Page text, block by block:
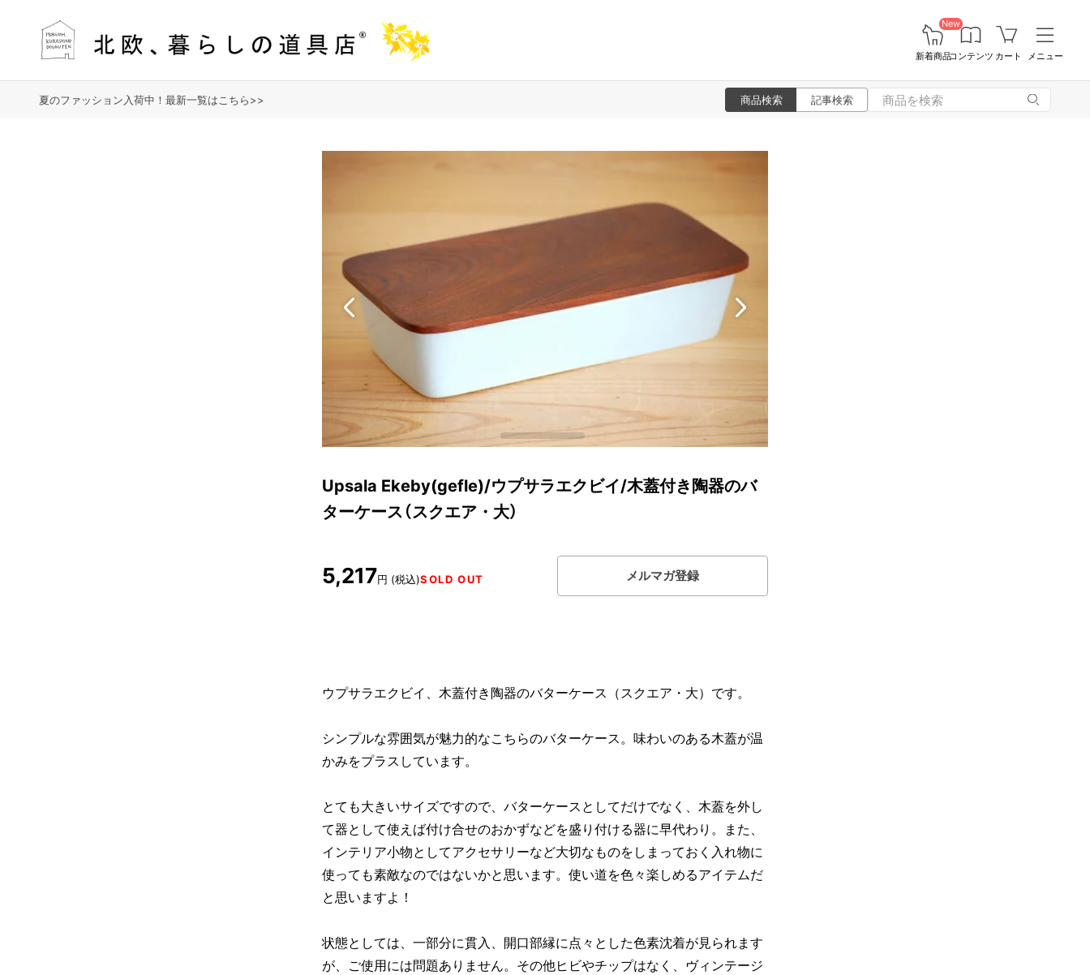
New
新着商品コンテンツ カート メニュー
夏のファッション入荷中！最新一覧はこちら>> 商品検索 記事検索
Upsala Ekeby(gefle)/ウプサラエクビイ/木蓋付き陶器のバ
ターケース（スクエア・大）
5,217円 (税込)SOLD OUT メルマガ登録
ウプサラエクビイ、木蓋付き陶器のバターケース（スクエア・大）です。
シンプルな雰囲気が魅力的なこちらのバターケース。味わいのある木蓋が温
かみをプラスしています。
とても大きいサイズですので、バターケースとしてだけでなく、木蓋を外し
て器として使えば付け合せのおかずなどを盛り付ける器に早代わり。また、
インテリア小物としてアクセサリーなど大切なものをしまっておく入れ物に
使っても素敵なのではないかと思います。使い道を色々楽しめるアイテムだ
と思いますよ！
状態としては、一部分に貫入、開口部縁に点々とした色素沈着が見られます
が、ご使用には問題ありません。その他ヒビやチップはなく、ヴィンテージ